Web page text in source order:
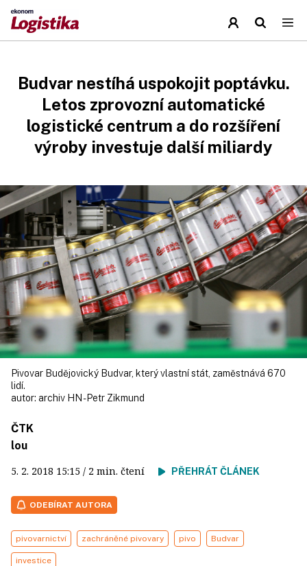
Budvar nestíhá uspokojit poptávku.
Letos zprovozní automatické
logistické centrum a do rozšíření
výroby investuje další miliardy
Pivovar Budějovický Budvar, který vlastní stát, zaměstnává 670
lidí.
autor: archiv HN - Petr Zikmund
ČTK
lou
5. 2. 2018 15:15 / 2 min. čtení PŘEHRÁT ČLÁNEK
ODEBÍRAT AUTORA
pivovarnictví zachráněné pivovary pivo Budvar
investice